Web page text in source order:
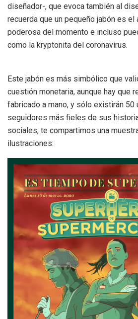
diseñador-, que evoca también al
recuerda que un pequeño jabón es el
poderosa del momento e incluso
como la kryptonita del coronavirus.
Este jabón es más simbólico que
cuestión monetaria, aunque hay que
fabricado a mano, y sólo existirán 50
seguidores más fieles de sus
sociales, te compartimos una
ilustraciones: